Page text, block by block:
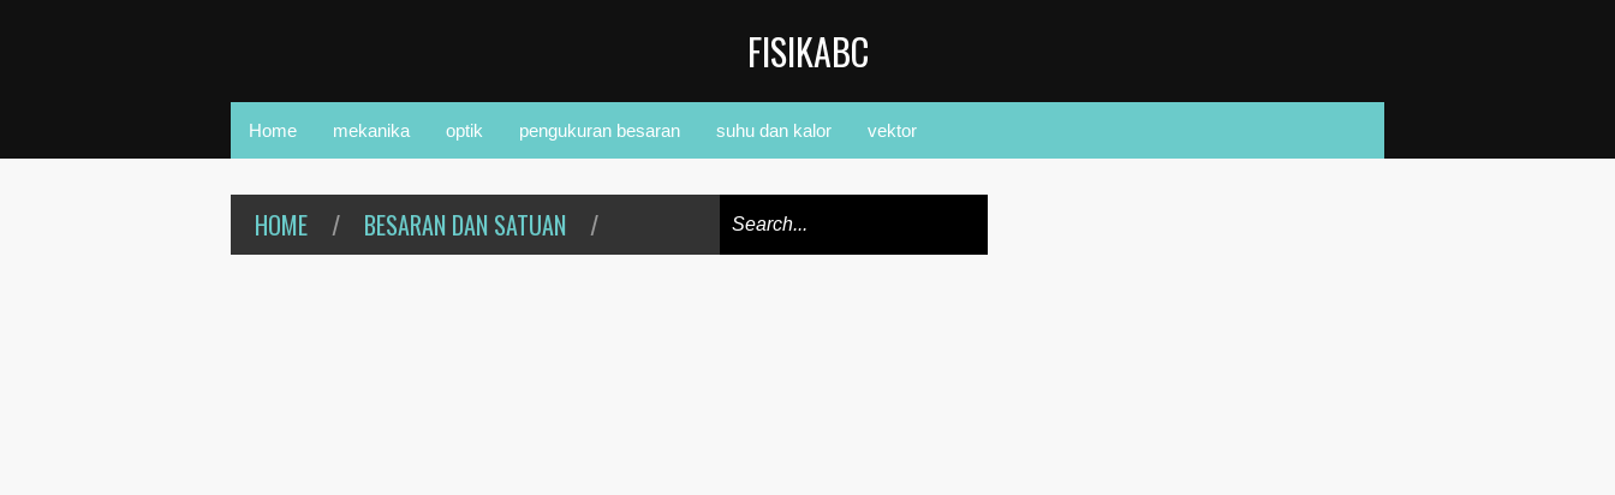
FISIKABC
Home mekanika optik pengukuran besaran suhu dan kalor vektor
HOME / BESARAN DAN SATUAN /